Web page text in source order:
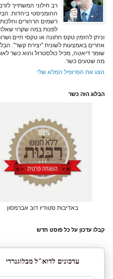
רב חילוני המשתייך
ההומניסטי ביהדות.
רשמים הרהורים
לפנות במה שקרוי
וניתן להזמין טקס חתונה או טקסי חיים
אחרים באמצעות לשונית "יצירת קשר".
שומר דיאטה, מכיל כולסטרול והוא כשר
מה שטעים כשר.
הצג את הפרופיל המלא שלי
הבלוג הזה כשר
באדיבות סטודיו דוב אברמסון
קבלו עדכון על כל פוסט חדש
עדכונים לדוא"ל מבלוגנרדי